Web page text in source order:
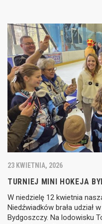
23 KWIETNIA, 2026
TURNIEJ MINI HOKEJA
W niedzielę 12 kwietnia
Niedźwiadków brała udział
Bydgoszczy. Na lodowisku